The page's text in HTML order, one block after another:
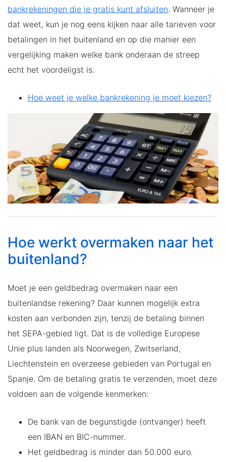
bankrekeningen die je gratis kunt afsluiten. Wanneer je
dat weet, kun je nog eens kijken naar alle tarieven voor
betalingen in het buitenland en op die manier een
vergelijking maken welke bank onderaan de streep
echt het voordeligst is.
Hoe weet je welke bankrekening je moet kiezen?
Hoe werkt overmaken naar het
buitenland?
Moet je een geldbedrag overmaken naar een
buitenlandse rekening? Daar kunnen mogelijk extra
kosten aan verbonden zijn, tenzij de betaling binnen
het SEPA-gebied ligt. Dat is de volledige Europese
Unie plus landen als Noorwegen, Zwitserland,
Liechtenstein en overzeese gebieden van Portugal en
Spanje. Om de betaling gratis te verzenden, moet deze
voldoen aan de volgende kenmerken:
De bank van de begunstigde (ontvanger) heeft
een IBAN en BIC-nummer.
Het geldbedrag is minder dan 50.000 euro.